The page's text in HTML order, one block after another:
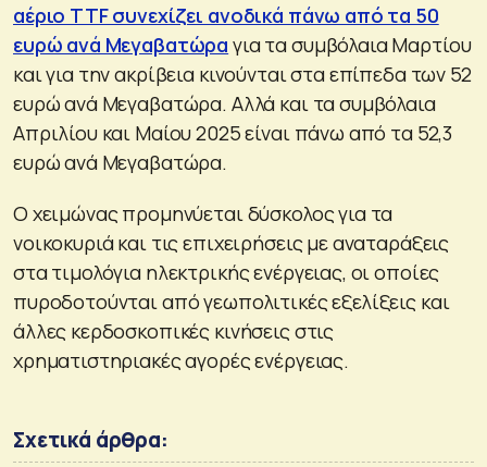
αέριο TTF συνεχίζει ανοδικά πάνω από τα 50
ευρώ ανά Μεγαβατώρα για τα συμβόλαια Μαρτίου
και για την ακρίβεια κινούνται στα επίπεδα των 52
ευρώ ανά Μεγαβατώρα. Αλλά και τα συμβόλαια
Απριλίου και Μαίου 2025 είναι πάνω από τα 52,3
ευρώ ανά Μεγαβατώρα.
Ο χειμώνας προμηνύεται δύσκολος για τα
νοικοκυριά και τις επιχειρήσεις με αναταράξεις
στα τιμολόγια ηλεκτρικής ενέργειας, οι οποίες
πυροδοτούνται από γεωπολιτικές εξελίξεις και
άλλες κερδοσκοπικές κινήσεις στις
χρηματιστηριακές αγορές ενέργειας.
Σχετικά άρθρα: